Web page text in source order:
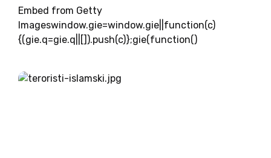
Embed from Getty
Imageswindow.gie=window.gie||function(c)
{(gie.q=gie.q||[]).push(c)};gie(function()
ig:vmEV1oME8uzBjY7F3N4sbY9ebXB82-
6f7f6Qpng4Rv4=,w:594px,h:395px,items:6572816